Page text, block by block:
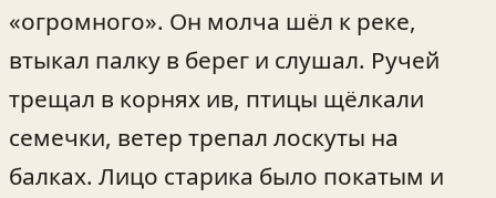
«огромного». Он молча шёл к реке,
втыкал палку в берег и слушал. Ручей
трещал в корнях ив, птицы щёлкали
семечки, ветер трепал лоскуты на
балках. Лицо старика было покатым и